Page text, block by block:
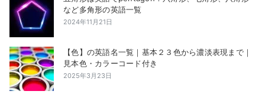
など多角形の英語一覧
2024年11月21日
【色】の英語名一覧｜基本２３色から濃淡表現まで｜
見本色・カラーコード付き
2025年3月23日